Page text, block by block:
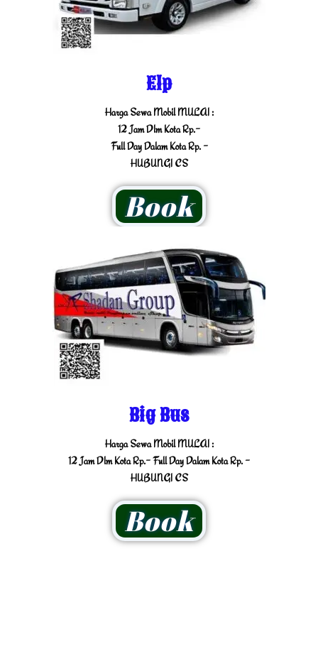
Elp
Harga Sewa Mobil MULAI :
12 Jam Dlm Kota Rp.-
Full Day Dalam Kota Rp. -
HUBUNGI CS
Book
Big Bus
Harga Sewa Mobil MULAI :
12 Jam Dlm Kota Rp.- Full Day Dalam Kota Rp. -
HUBUNGI CS
Book